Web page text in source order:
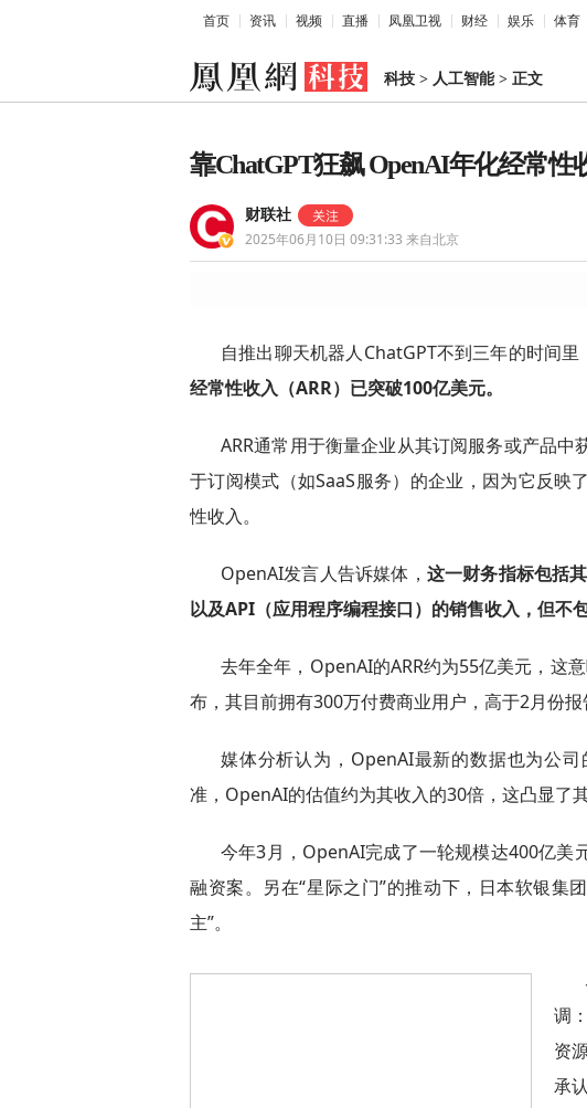
首页 资讯 视频 直播 凤凰卫视 财经 娱乐 体育
科技 > 人工智能> 正文
靠ChatGPT狂飙 OpenAI年化经常性
财联社
2025年06月10日 09:31:33 来自北京
自推出聊天机器人ChatGPT不到三年的时间里
经常性收入（ARR）已突破100亿美元。
ARR通常用于衡量企业从其订阅服务或产品
于订阅模式（如SaaS服务）的企业，因为它反映
性收入。
OpenAI发言人告诉媒体， 这一财务指标包括
以及API（应用程序编程接口）的销售收入，但不
去年全年，OpenAI的ARR约为55亿美元，这
布，其目前拥有300万付费商业用户，高于2月份报
媒体分析认为，OpenAI最新的数据也为公
准，OpenAI的估值约为其收入的30倍，这凸显了
今年3月，OpenAI完成了一轮规模达400亿美
融资案。另在“星际之门”的推动下，日本软银集
主”。
调
资
承